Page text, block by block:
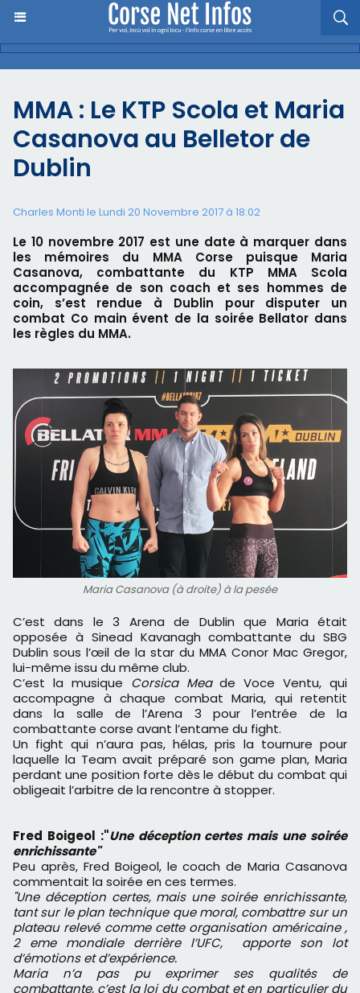
MMA : Le KTP Scola et Maria
Casanova au Belletor de
Dublin
Charles Monti le Lundi 20 Novembre 2017 à 18:02
Le 10 novembre 2017 est une date à marquer dans
les mémoires du MMA Corse puisque Maria
Casanova, combattante du KTP MMA Scola
accompagnée de son coach et ses hommes de
coin, s’est rendue à Dublin pour disputer un
combat Co main évent de la soirée Bellator dans
les règles du MMA.
Maria Casanova (à droite) à la pesée
C’est dans le 3 Arena de Dublin que Maria était
opposée à Sinead Kavanagh combattante du SBG
Dublin sous l’œil de la star du MMA Conor Mac Gregor,
lui-même issu du même club.
C’est la musique Corsica Meade Voce Ventu, qui
accompagne à chaque combat Maria, qui retentit
dans la salle de l’Arena 3 pour l’entrée de la
combattante corse avant l’entame du fight.
Un fight qui n’aura pas, hélas, pris la tournure pour
laquelle la Team avait préparé son game plan, Maria
perdant une position forte dès le début du combat qui
obligeait l’arbitre de la rencontre à stopper.
Fred Boigeol :"Une déception certes mais une soirée
enrichissante"
Peu après, Fred Boigeol, le coach de Maria Casanova
commentait la soirée en ces termes.
"Une déception certes, mais une soirée enrichissante,
tant sur le plan technique que moral, combattre sur un
plateau relevé comme cette organisation américaine ,
2 eme mondiale derrière l’UFC, apporte son lot
d’émotions et d’expérience.
Maria n’a pas pu exprimer ses qualités de
combattante, c’est la loi du combat et en particulier du